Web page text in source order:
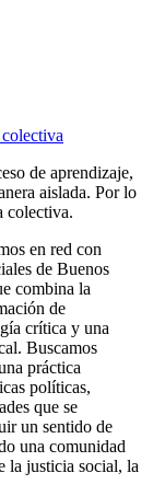
de aprendizaje,
aislada. Por lo
colectiva.
en red con
de Buenos
combina la
de
crítica y una
Buscamos
práctica
políticas,
que se
un sentido de
una comunidad
la justicia social, la